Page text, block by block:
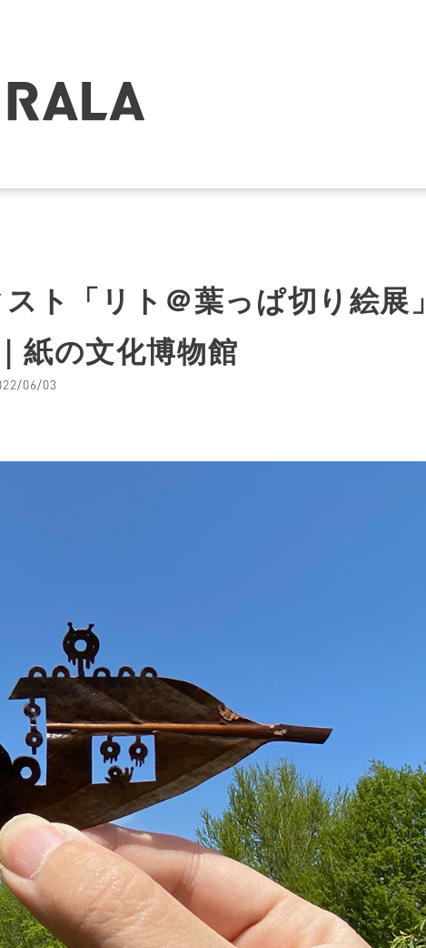
ト「リト＠葉っぱ切り絵展」
紙の文化博物館
06/03